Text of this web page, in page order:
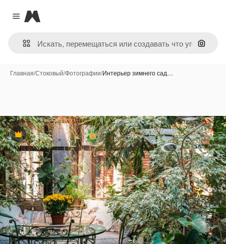
Close menu
Magnific
Поиск
Главная/Стоковый/Фотографии/Интерьер зимнего сад…
Премиум